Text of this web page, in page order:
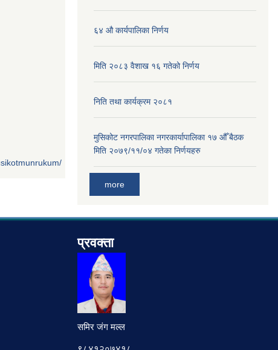
६४ औ कार्यपालिका निर्णय
मिति २०८३ वैशाख १६ गतेको निर्णय
निति तथा कार्यक्रम २०८१
मुसिकोट नगरपालिका नगरकार्यापालिका १७ औँ बैठक
मिति २०७९/११/०४ गतेका निर्णयहरु
more
प्रवक्ता
समिर जंग मल्ल